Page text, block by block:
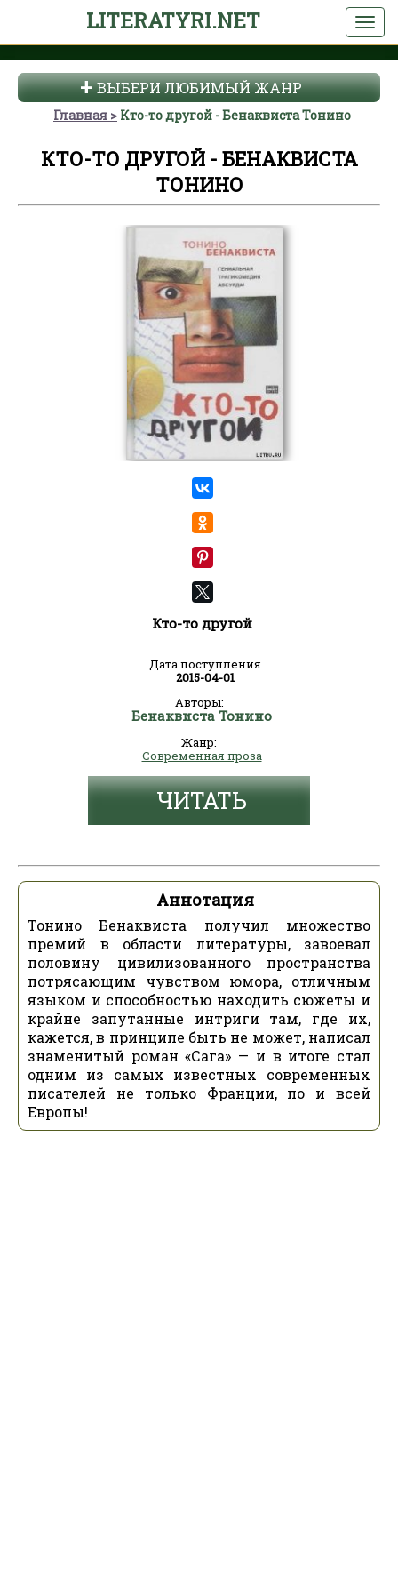
LITERATYRI.NET
ВЫБЕРИ ЛЮБИМЫЙ ЖАНР
Главная Кто-то другой - Бенаквиста Тонино
КТО-ТО ДРУГОЙ - БЕНАКВИСТА
ТОНИНО
Кто-то другой
Дата поступления
2015-04-01
Авторы:
Бенаквиста Тонино
Жанр:
Современная проза
ЧИТАТЬ
Аннотация
Тонино Бенаквиста получил множество
премий в области литературы, завоевал
половину цивилизованного пространства
потрясающим чувством юмора, отличным
языком и способностью находить сюжеты и
крайне запутанные интриги там, где их,
кажется, в принципе быть не может, написал
знаменитый роман «Сага» — и в итоге стал
одним из самых известных современных
писателей не только Франции, по и всей
Европы!